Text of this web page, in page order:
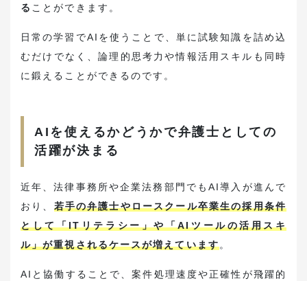
る ことができます。
日常の学習でAIを使うことで、単に試験知識を詰め込
むだけでなく、論理的思考力や情報活用スキルも同時
に鍛えることができるのです。
AIを使えるかどうかで弁護士としての
活躍が決まる
近年、法律事務所や企業法務部門でもAI導入が進んで
おり、 若手の弁護士やロースクール卒業生の採用条件
として「ITリテラシー」や「AIツールの活用スキ
ル」が重視されるケースが増えています。
AIと協働することで、案件処理速度や正確性が飛躍的